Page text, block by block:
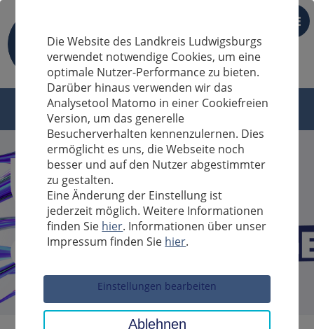
DE
Sucheingabe
Die Website des Landkreis Ludwigsburgs
verwendet notwendige Cookies, um eine
optimale Nutzer-Performance zu bieten.
Darüber hinaus verwenden wir das
Analysetool Matomo in einer Cookiefreien
Version, um das generelle
Besucherverhalten kennenzulernen. Dies
ermöglicht es uns, die Webseite noch
besser und auf den Nutzer abgestimmter
zu gestalten.
Eine Änderung der Einstellung ist
jederzeit möglich. Weitere Informationen
finden Sie hier. Informationen über unser
Impressum finden Sie hier.
Einstellungen bearbeiten
Ablehnen